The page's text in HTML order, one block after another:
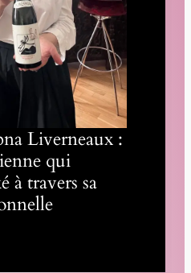
Liverneaux :
qui
à travers sa